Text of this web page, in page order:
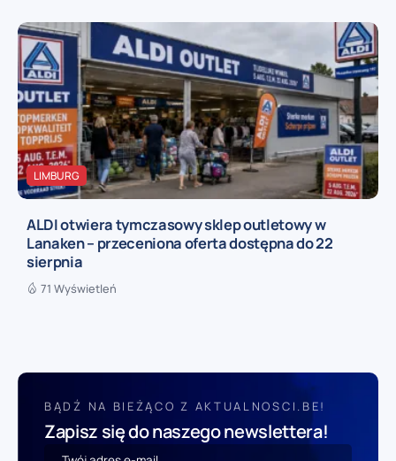
LIMBURG
ALDI otwiera tymczasowy sklep outletowy w
Lanaken – przeceniona oferta dostępna do 22
sierpnia
71 Wyświetleń
BĄDŹ NA BIEŻĄCO Z AKTUALNOSCI.BE!
Zapisz się do naszego newslettera!